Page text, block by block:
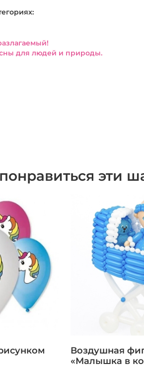
для людей и природы.
эти
Воздушная
«Малышка в